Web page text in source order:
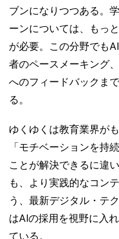
ブンになりつつある。
ーンについては、もっ
が必要。この分野でも
者のペースメーキング
へのフィードバックま
る。
ゆくゆくは教育業界が
「モチベーションを持
ことが解決できるに違
も、より実践的なコン
う、最新デジタル・テ
はAIの採用を視野に入
ている。